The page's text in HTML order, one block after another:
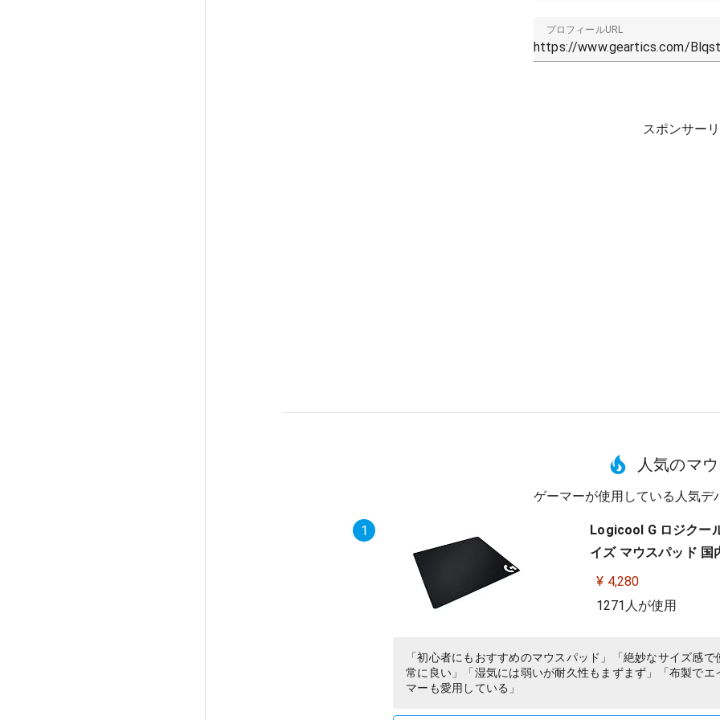
プロフィールURL
スポンサー
人気のマ
ゲーマーが使用している人気デ
1
Logicool G ロジクー
イズ マウスパッド 国
¥ 4,280
1271人が使用
「初心者にもおすすめのマウスパッド」「絶妙なサイズ感
常に良い」「湿気には弱いが耐久性もまずまず」「布製で
マーも愛用している」